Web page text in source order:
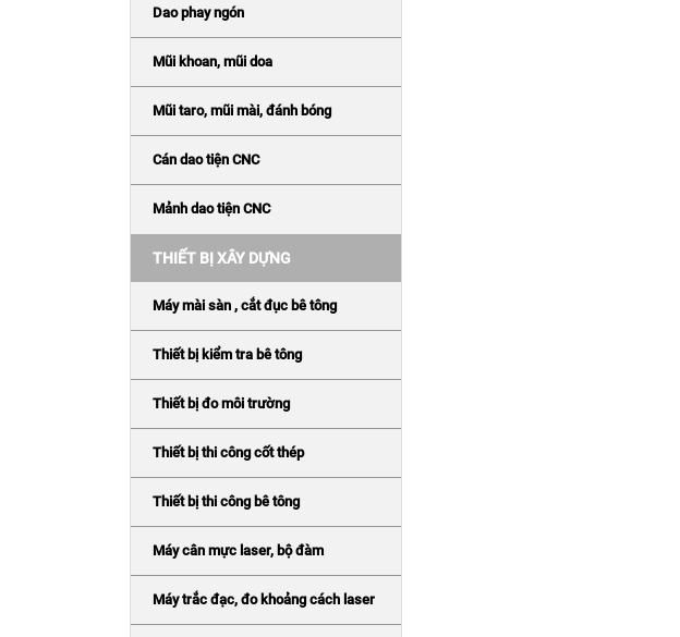
Dao phay ngón
Mũi khoan, mũi doa
Mũi taro, mũi mài, đánh bóng
Cán dao tiện CNC
Mảnh dao tiện CNC
THIẾT BỊ XÂY DỰNG
Máy mài sàn , cắt đục bê tông
Thiết bị kiểm tra bê tông
Thiết bị đo môi trường
Thiết bị thi công cốt thép
Thiết bị thi công bê tông
Máy cân mực laser, bộ đàm
Máy trắc đạc, đo khoảng cách laser